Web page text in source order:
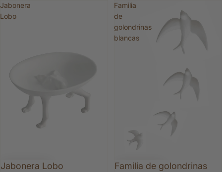
Jabonera
Lobo
Jabonera Lobo
Familia
de
golondrinas
blancas
Familia de golondrinas